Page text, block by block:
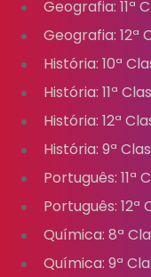
Geografia: 11ª
Geografia: 12ª
História: 10ª
História: 11ª
História: 12ª
História: 9ª
Português: 11ª
Português: 12ª
Química: 8ª
Química: 9ª